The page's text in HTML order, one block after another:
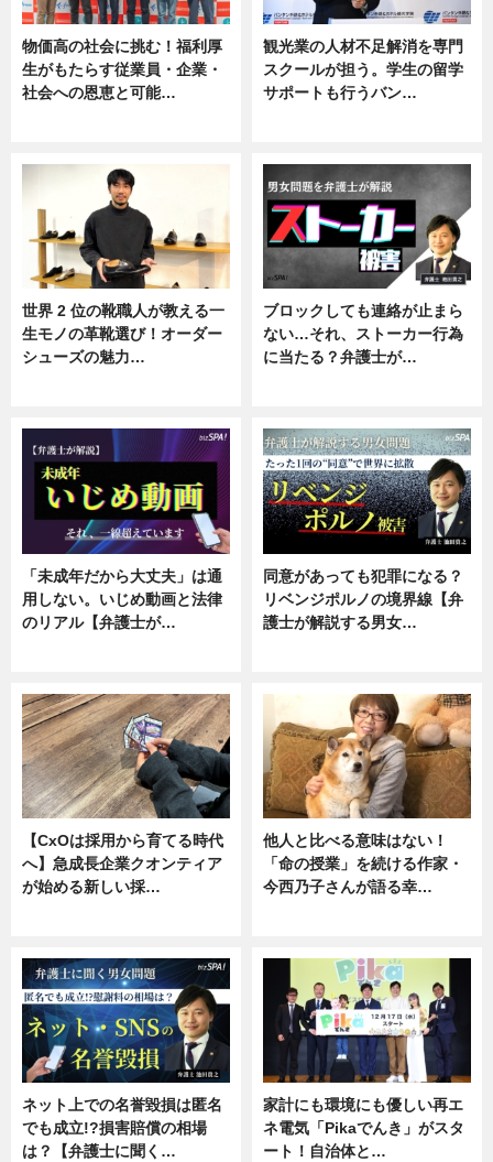
物価高の社会に挑む！福利厚
生がもたらす従業員・企業・
社会への恩恵と可能…
観光業の人材不足解消を専門
スクールが担う。学生の留学
サポートも行うバン…
世界 2 位の靴職人が教える一
生モノの革靴選び！オーダー
シューズの魅力…
ブロックしても連絡が止まら
ない…それ、ストーカー行為
に当たる？弁護士が…
「未成年だから大丈夫」は通
用しない。いじめ動画と法律
のリアル【弁護士が…
同意があっても犯罪になる？
リベンジポルノの境界線【弁
護士が解説する男女…
【CxOは採用から育てる時代
へ】急成長企業クオンティア
が始める新しい採…
他人と比べる意味はない！
「命の授業」を続ける作家・
今西乃子さんが語る幸…
ネット上での名誉毀損は匿名
でも成立!?損害賠償の相場
は？【弁護士に聞く…
家計にも環境にも優しい再エ
ネ電気「Pikaでんき」がスタ
ート！自治体と…